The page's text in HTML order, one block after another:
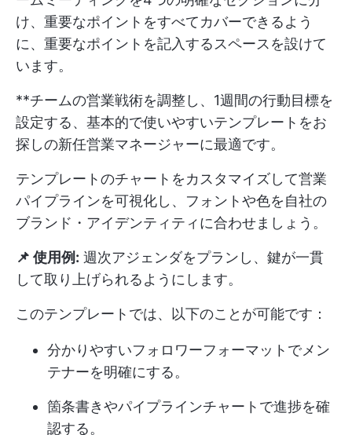
け、重要なポイントをすべてカバーできるよう
に、重要なポイントを記入するスペースを設けて
います。
**チームの営業戦術を調整し、1週間の行動目標を
設定する、基本的で使いやすいテンプレートをお
探しの新任営業マネージャーに最適です。
テンプレートのチャートをカスタマイズして営業
パイプラインを可視化し、フォントや色を自社の
ブランド・アイデンティティに合わせましょう。
📌 使用例: 週次アジェンダをプランし、鍵が一貫
して取り上げられるようにします。
このテンプレートでは、以下のことが可能です：
分かりやすいフォロワーフォーマットでメン
テナーを明確にする。
箇条書きやパイプラインチャートで進捗を確
認する。